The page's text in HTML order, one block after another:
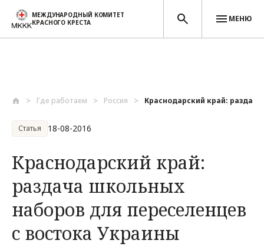
МЕЖДУНАРОДНЫЙ КОМИТЕТ
КРАСНОГО КРЕСТА
МЕНЮ
Где работаем Россия Краснодарский край:
Статья 18-08-2016
Краснодарский край:
раздача школьных
наборов для переселенцев
с востока Украины